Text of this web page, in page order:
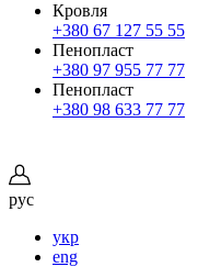
Кровля
+380 67 127 55 55
Пенопласт
+380 97 955 77 77
Пенопласт
+380 98 633 77 77
рус
укр
eng